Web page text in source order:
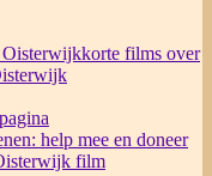
Oisterwijkkorte films over
help mee en doneer
film